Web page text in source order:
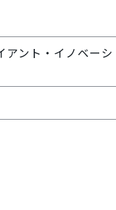
ント・イノベーシ